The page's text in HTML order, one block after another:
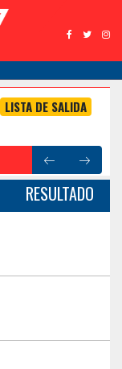
LISTA DE SALIDA
RESULTADO